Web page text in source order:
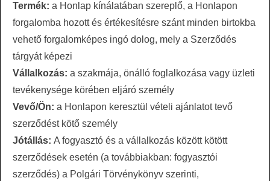
Termék: a Honlap kínálatában szereplő, a Honlapon
forgalomba hozott és értékesítésre szánt minden birtokba
vehető forgalomképes ingó dolog, mely a Szerződés
tárgyát képezi
Vállalkozás: a szakmája, önálló foglalkozása vagy üzleti
tevékenysége körében eljáró személy
Vevő/Ön: a Honlapon keresztül vételi ajánlatot tevő
szerződést kötő személy
Jótállás: A fogyasztó és a vállalkozás között kötött
szerződések esetén (a továbbiakban: fogyasztói
szerződés) a Polgári Törvénykönyv szerinti,